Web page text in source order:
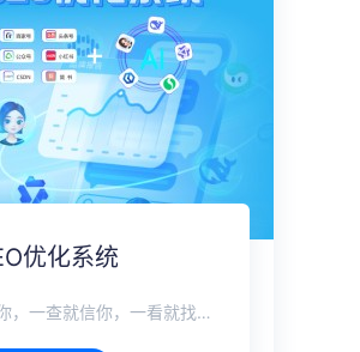
优化系统
让客户一问就有你，一查就信你，一看就找你。